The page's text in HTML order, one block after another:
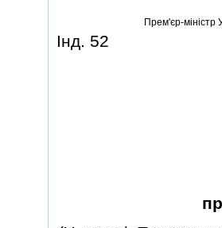
Прем'єр-мiнiстр
Iнд. 52